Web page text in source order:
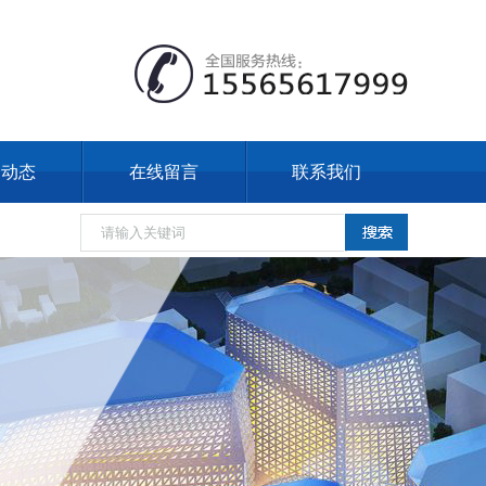
态 在线留言 联系我们